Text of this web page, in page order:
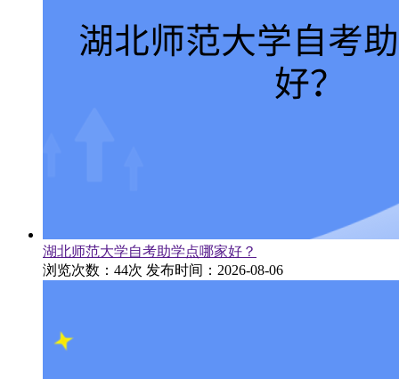
湖北师范大学自考助学点哪家好？
浏览次数：44次 发布时间：2026-08-06